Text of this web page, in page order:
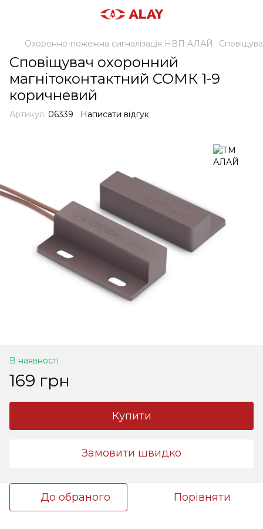
Охоронно-пожежна сигналізація НВП АЛАЙ
Сповіщувач охоронний
магнітоконтактний СОМК 1-9
коричневий
Артикул: 06339 Написати відгук
В наявності
169 грн
Купити
Замовити швидко
До обраного Порівняти